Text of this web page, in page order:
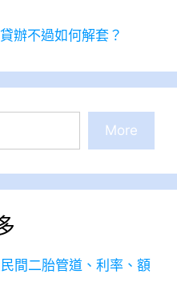
辦不過如何解套？
More
間二胎管道、利率、額